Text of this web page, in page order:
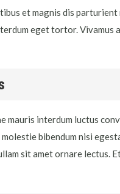
et magnis dis
eget tortor. Vivamus
mauris interdum luctus
bibendum nisi
sit amet ornare lectus.